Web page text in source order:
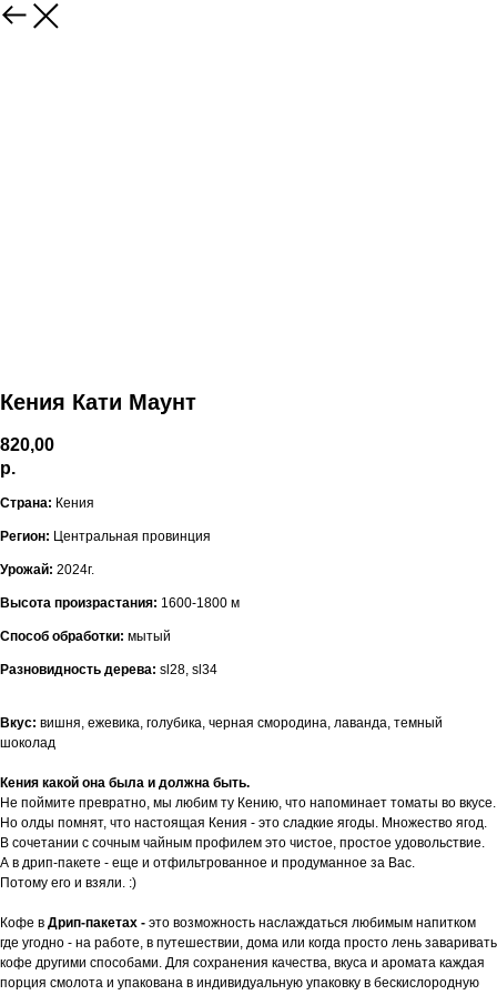
Кения Кати Маунт
820,00
р.
Страна: Кения
Регион: Центральная провинция
Урожай: 2024г.
Высота произрастания: 1600-1800 м
Способ обработки: мытый
Разновидность дерева: sl28, sl34
Вкус: вишня, ежевика, голубика, черная смородина, лаванда, темный
шоколад
Кения какой она была и должна быть.
Не поймите превратно, мы любим ту Кению, что напоминает томаты во вкусе.
Но олды помнят, что настоящая Кения - это сладкие ягоды. Множество ягод.
В сочетании с сочным чайным профилем это чистое, простое удовольствие.
А в дрип-пакете - еще и отфильтрованное и продуманное за Вас.
Потому его и взяли. :)
Кофе в Дрип-пакетах - это возможность наслаждаться любимым напитком
где угодно - на работе, в путешествии, дома или когда просто лень заваривать
кофе другими способами. Для сохранения качества, вкуса и аромата каждая
порция смолота и упакована в индивидуальную упаковку в бескислородную